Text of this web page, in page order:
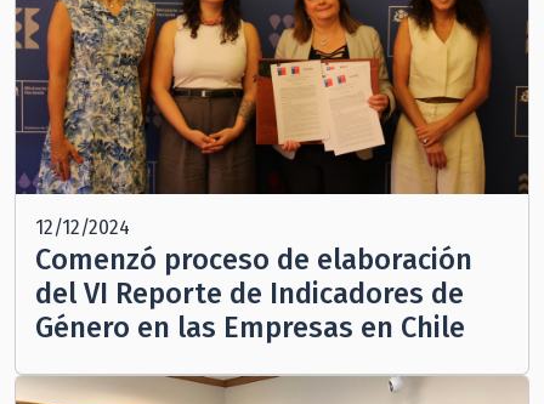
12/12/2024
Comenzó proceso de elaboración
del VI Reporte de Indicadores de
Género en las Empresas en Chile